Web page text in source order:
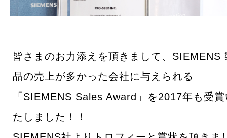
皆さまのお力添えを頂きまして、SIEMENS
品の売上が多かった会社に与えられる
「SIEMENS Sales Award」を2017年も受
たしました！！